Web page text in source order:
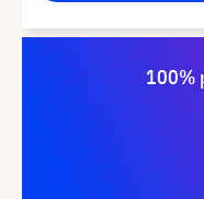
100%